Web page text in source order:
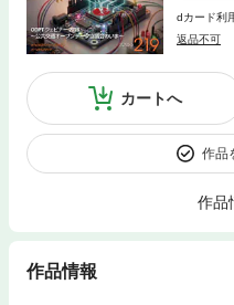
dカード利
返品不可
カートへ
作品
作品
作品情報